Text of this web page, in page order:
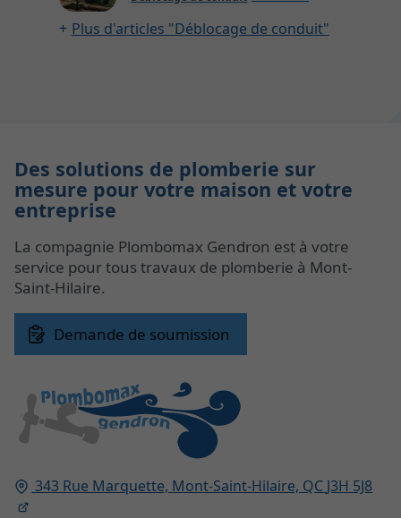
Plus d'articles "Déblocage de conduit"
343 Rue Marquette, Mont-Saint-Hilaire, QC J3H 5J8
Des solutions de plomberie sur
mesure pour votre maison et votre
entreprise
La compagnie Plombomax Gendron est à votre
service pour tous travaux de plomberie à Mont-
Saint-Hilaire.
Demande de soumission